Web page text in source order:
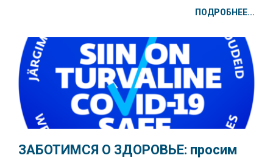
ПОДРОБНЕЕ...
ЗАБОТИМСЯ О ЗДОРОВЬЕ: просим